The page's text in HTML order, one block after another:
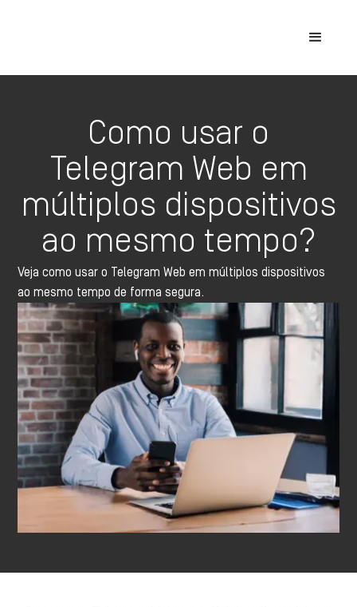
Como usar o
Telegram Web em
múltiplos dispositivos
ao mesmo tempo?
Veja como usar o Telegram Web em múltiplos dispositivos
ao mesmo tempo de forma segura.